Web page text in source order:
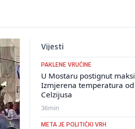
Vijesti
PAKLENE VRUĆINE
U Mostaru postignut
Izmjerena temperatura
Celzijusa
36min
META JE POLITIČKI VRH